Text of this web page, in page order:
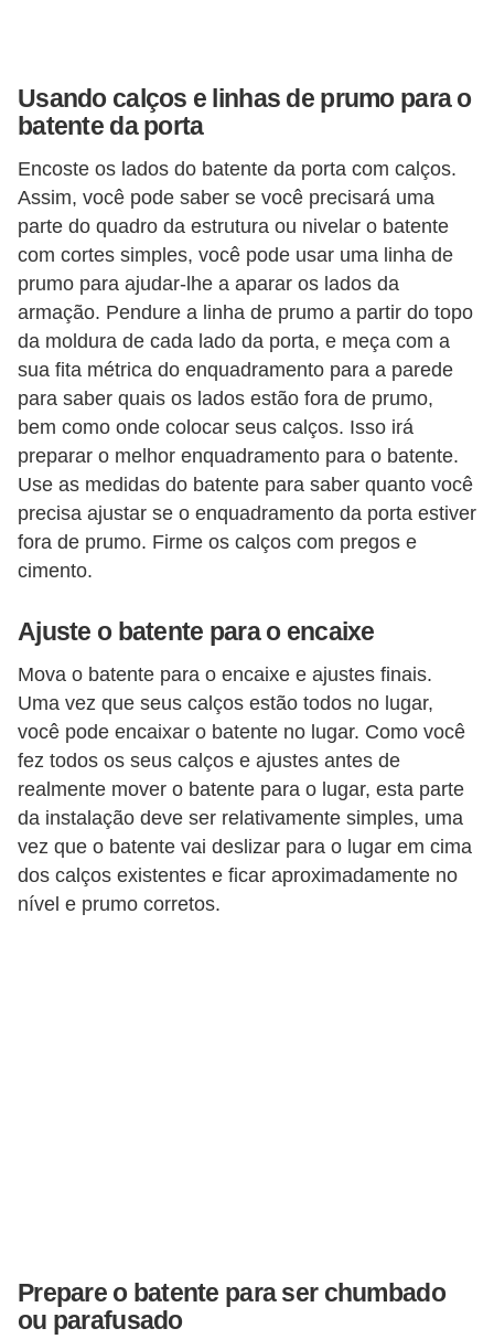
Usando calços e linhas de prumo para o
batente da porta
Encoste os lados do batente da porta com calços.
Assim, você pode saber se você precisará uma
parte do quadro da estrutura ou nivelar o batente
com cortes simples, você pode usar uma linha de
prumo para ajudar-lhe a aparar os lados da
armação. Pendure a linha de prumo a partir do topo
da moldura de cada lado da porta, e meça com a
sua fita métrica do enquadramento para a parede
para saber quais os lados estão fora de prumo,
bem como onde colocar seus calços. Isso irá
preparar o melhor enquadramento para o batente.
Use as medidas do batente para saber quanto você
precisa ajustar se o enquadramento da porta estiver
fora de prumo. Firme os calços com pregos e
cimento.
Ajuste o batente para o encaixe
Mova o batente para o encaixe e ajustes finais.
Uma vez que seus calços estão todos no lugar,
você pode encaixar o batente no lugar. Como você
fez todos os seus calços e ajustes antes de
realmente mover o batente para o lugar, esta parte
da instalação deve ser relativamente simples, uma
vez que o batente vai deslizar para o lugar em cima
dos calços existentes e ficar aproximadamente no
nível e prumo corretos.
Prepare o batente para ser chumbado
ou parafusado
o
m
í
n
i
o
s